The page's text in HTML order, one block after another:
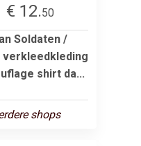
€ 12.50
Soldaten /
verkleedkleding
shirt da...
shops